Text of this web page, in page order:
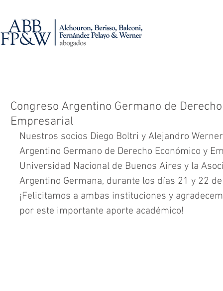
Congreso Argentino Germano de
Empresarial
Nuestros socios Diego Boltri y Alejandro
Argentino Germano de Derecho Económico y
Universidad Nacional de Buenos Aires y la
Argentino Germana, durante los días 21 y 22
¡Felicitamos a ambas instituciones y
por este importante aporte académico!